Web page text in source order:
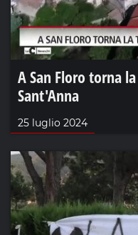
A San Floro torna
Sant'Anna
25 luglio 2024